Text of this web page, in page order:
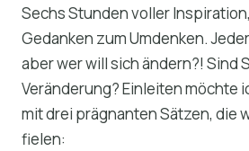
Sechs Stunden voller
Gedanken zum Umdenken.
aber wer will sich ändern?! Sind
Veränderung? Einleiten möchte
mit drei prägnanten Sätzen, die
fielen: